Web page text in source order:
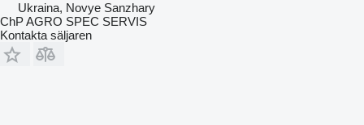
Ukraina, Novye Sanzhary
ChP AGRO SPEC SERVIS
Kontakta säljaren